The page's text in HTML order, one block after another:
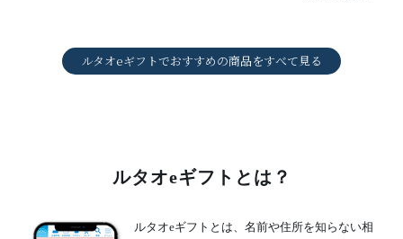
ルタオeギフトでおすすめの商品をすべて見る
ルタオeギフトとは？
ルタオeギフトとは、名前や住所を知らない相